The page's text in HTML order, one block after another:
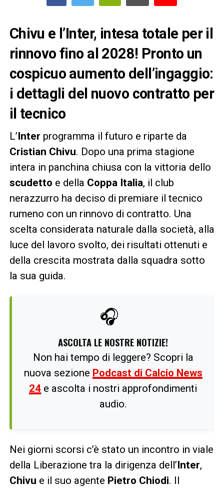
Chivu e l’Inter, intesa totale per il
rinnovo fino al 2028! Pronto un
cospicuo aumento dell’ingaggio:
i dettagli del nuovo contratto per
il tecnico
L’Inter programma il futuro e riparte da
Cristian Chivu. Dopo una prima stagione
intera in panchina chiusa con la vittoria dello
scudetto e della Coppa Italia, il club
nerazzurro ha deciso di premiare il tecnico
rumeno con un rinnovo di contratto. Una
scelta considerata naturale dalla società, alla
luce del lavoro svolto, dei risultati ottenuti e
della crescita mostrata dalla squadra sotto
la sua guida.
🎧
ASCOLTA LE NOSTRE NOTIZIE!
Non hai tempo di leggere? Scopri la
nuova sezione Podcast di Calcio News
24 e ascolta i nostri approfondimenti
audio.
Nei giorni scorsi c’è stato un incontro in viale
della Liberazione tra la dirigenza dell’Inter,
Chivu e il suo agente Pietro Chiodi. Il